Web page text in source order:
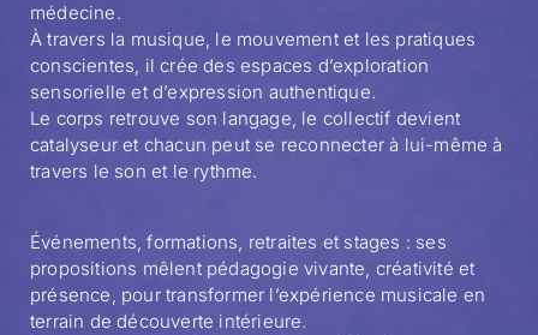
médecine.
À travers la musique, le mouvement et les pratiques
conscientes, il crée des espaces d’exploration
sensorielle et d’expression authentique.
Le corps retrouve son langage, le collectif devient
catalyseur et chacun peut se reconnecter à lui-même à
travers le son et le rythme.
Événements, formations, retraites et stages : ses
propositions mêlent pédagogie vivante, créativité et
présence, pour transformer l’expérience musicale en
terrain de découverte intérieure.